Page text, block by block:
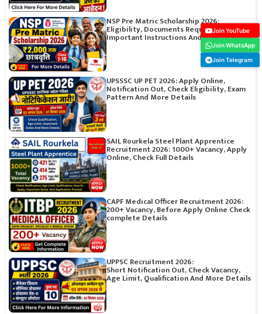
NSP Pre Matric Scholarship 2026:
Eligibility, Documents Required,
Important Instructions And How To Apply
UPSSSC UP PET 2026: Apply Online,
Notification Out, Check Eligibility, Exam
Pattern And More Details
SAIL Rourkela Steel Plant Apprentice
Recruitment 2026: 1000+ Vacancy, Apply
Online, Check Full Details
CAPF Medical Officer Recruitment 2026:
200+ Vacancy, Before Apply Online Check
complete Details
UPPSC Recruitment 2026:
Short Notification Out, Check Vacancy,
Age Limit, Qualification And More Details
Join YouTube
Join WhatsApp
Join Telegram